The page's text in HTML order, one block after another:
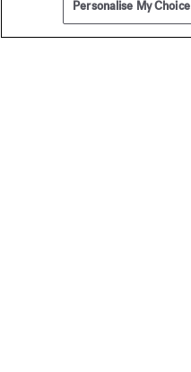
Pagamento sicuro
Personalise My Choice